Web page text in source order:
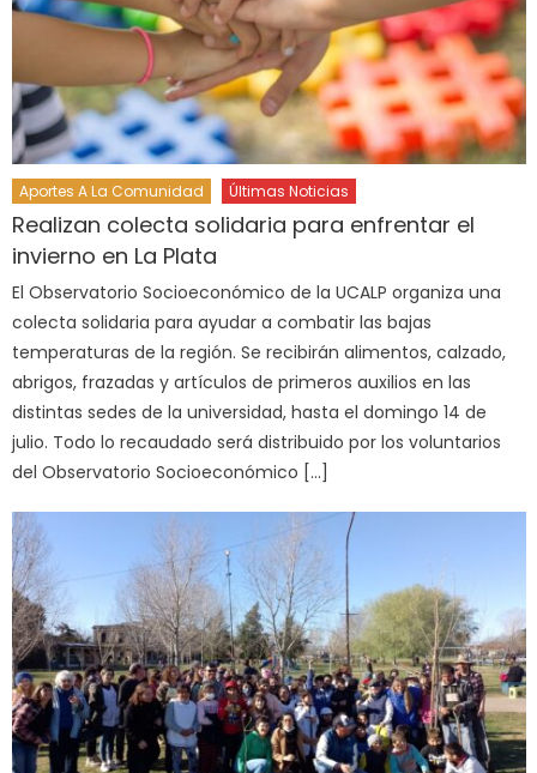
Aportes A La Comunidad Últimas Noticias
Realizan colecta solidaria para enfrentar el
invierno en La Plata
El Observatorio Socioeconómico de la UCALP organiza una
colecta solidaria para ayudar a combatir las bajas
temperaturas de la región. Se recibirán alimentos, calzado,
abrigos, frazadas y artículos de primeros auxilios en las
distintas sedes de la universidad, hasta el domingo 14 de
julio. Todo lo recaudado será distribuido por los voluntarios
del Observatorio Socioeconómico […]